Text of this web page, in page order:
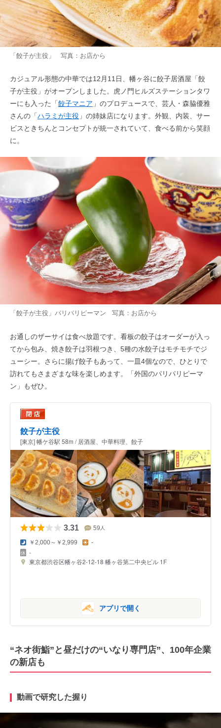
「餃子が主役」 写真：お店から
カジュアル形態の中華では12月11日、幡ヶ谷に餃子居酒屋「餃
子が主役」がオープンしました。虎ノ門ヒルズステーションタワ
ーにも入った「餃子マニア 」のプロデュースで、芸人・森脇優雅
さんの「ハラミが主役 」の姉妹店になります。外観、内装、サー
ビスときちんとコンセプトが統一されていて、食べる前から笑顔
に。
「餃子が主役」パリパリピーマン 写真：お店から
お通しのザーサイは食べ放題です。看板の餃子はオーダーが入っ
てから包み、焼き餃子は羽根つき、5種の水餃子はモチモチでジ
ューシー。さらに揚げ餃子もあって、一皿4個なので、ひとりで
訪れてもさまざまな味を楽しめます。「外国のパリパリピーマ
ン」もぜひ。
餃子が主役
[東京] 幡ケ谷駅 58m / 居酒屋、中華料理、餃子
3.31 59 人
￥2,000～￥2,999 -
-
東京都渋谷区幡ヶ谷2-12-18 幡ヶ谷第二中央ビル 1F
アプリで開く
“ネオ街鮨”と昼だけの“いなり専門店”、100年企業
の新店も
動画で研究した握り